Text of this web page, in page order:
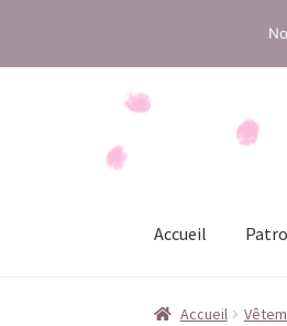
Accueil
AccueilAccueil